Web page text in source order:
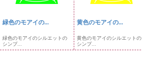
緑色のモアイの...
緑色のモアイのシルエットの
シンプ...
黄色のモアイの...
黄色のモアイのシルエットの
シンプ...